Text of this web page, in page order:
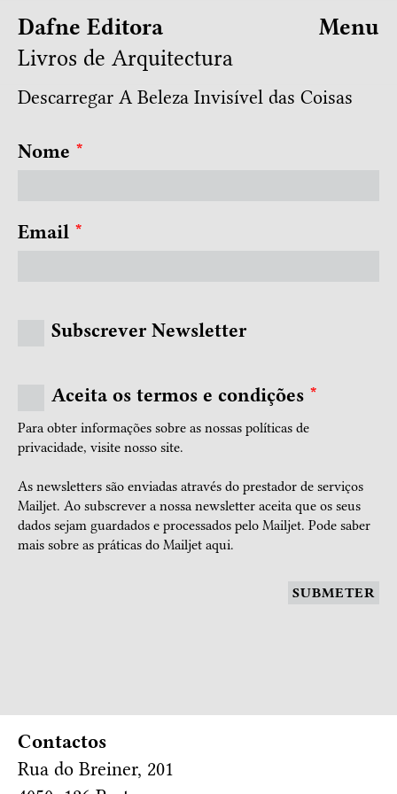
Dafne Editora
Livros de Arquitectura
Menu
Descarregar A Beleza Invisível das Coisas
Nome *
Email *
Subscrever Newsletter
Aceita os termos e condições *
Para obter informações sobre as nossas políticas de
privacidade, visite nosso site.
As newsletters são enviadas através do prestador de serviços
Mailjet. Ao subscrever a nossa newsletter aceita que os seus
dados sejam guardados e processados pelo Mailjet. Pode saber
mais sobre as práticas do Mailjet aqui.
SUBMETER
Contactos
Rua do Breiner, 201